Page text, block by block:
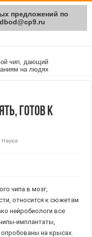
чип, дающий
на людях
готов к
Наука
чипа в мозг,
относится к сюжетам
нейробиологи все
имплантаты,
на крысах.
предложений по